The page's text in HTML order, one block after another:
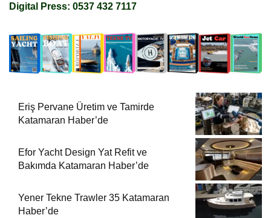
Digital Press: 0537 432 7117
Eriş Pervane Üretim ve Tamirde
Katamaran Haber’de
Efor Yacht Design Yat Refit ve
Bakımda Katamaran Haber’de
Yener Tekne Trawler 35 Katamaran
Haber’de